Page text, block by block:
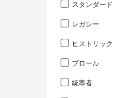
スタンダード
レガシー
ヒストリック
ブロール
統率者